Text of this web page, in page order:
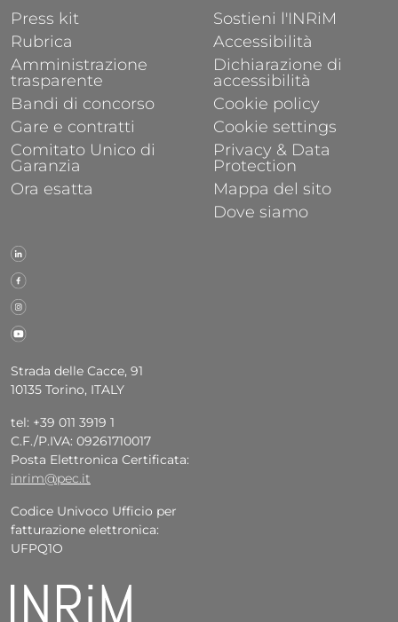
Strada delle Cacce, 91
10135 Torino, ITALY
tel: +39 011 3919 1
C.F./P.IVA: 09261710017
Posta Elettronica Certificata:
inrim@pec.it
Codice Univoco Ufficio per
fatturazione elettronica:
UFPQ1O
FOOTER 1
Press kit
Rubrica
Amministrazione
trasparente
Bandi di concorso
Gare e contratti
Comitato Unico di
Garanzia
Ora esatta
FOOTER 2
Sostieni l'INRiM
Accessibilità
Dichiarazione di
accessibilità
Cookie policy
Cookie settings
Privacy & Data
Protection
Mappa del sito
Dove siamo